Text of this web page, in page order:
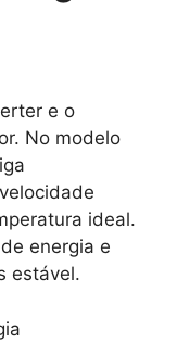
e o
No modelo
ideal.
energia e
estável.